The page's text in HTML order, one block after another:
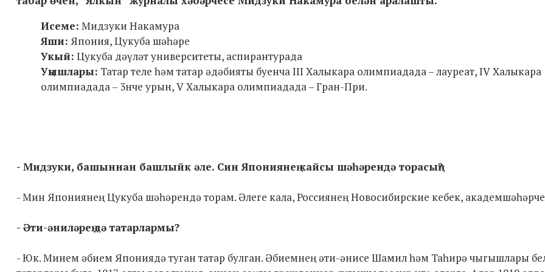
Исеме: Мидзуки Накамура
Яши: Япония, Цукуба шәһәре
Укый: Цукуба дәүләт университеты, аспирантурада
Уңышлары: Татар теле һәм татар әдәбияты буенча III Халыкара олимпиадада – лауреат, IV Халыкара
олимпиадада – 3нче урын, V Халыкара олимпиадада – Гран-При.
- Мидзуки, башыннан башлыйк әле. Син Япониянең кайсы шәһәрендә торасың?
- Мин Япониянең Цукуба шәһәрендә торам. Әлеге кала, Россиянең Новосибирские кебек,
- Әти-әниләрең дә татарлармы?
- Юк. Минем әбием Япониядә туган татар булган. Әбиемнең әти-әнисе Шамил һәм Таһирә чыгышлары